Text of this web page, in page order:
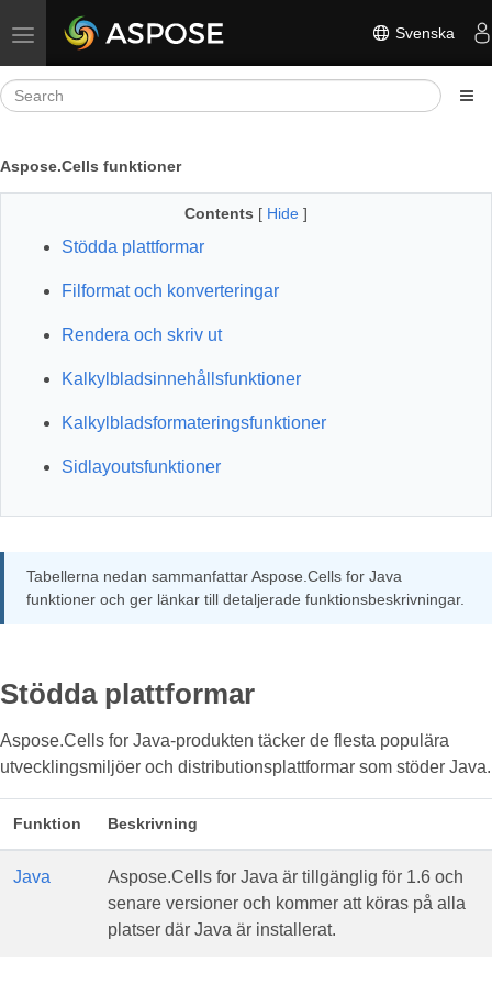
Toggle navigation Svenska
Aspose.Cells funktioner
Contents [ Hide ]
Stödda plattformar
Filformat och konverteringar
Rendera och skriv ut
Kalkylbladsinnehållsfunktioner
Kalkylbladsformateringsfunktioner
Sidlayoutsfunktioner
Tabellerna nedan sammanfattar Aspose.Cells for Java
funktioner och ger länkar till detaljerade funktionsbeskrivningar.
Stödda plattformar
Aspose.Cells for Java-produkten täcker de flesta populära
utvecklingsmiljöer och distributionsplattformar som stöder Java.
Funktion Beskrivning
Java
Aspose.Cells for Java är tillgänglig för 1.6 och
senare versioner och kommer att köras på alla
platser där Java är installerat.